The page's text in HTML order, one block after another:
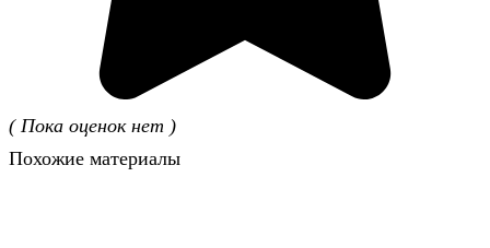
( Пока оценок нет )
Похожие материалы